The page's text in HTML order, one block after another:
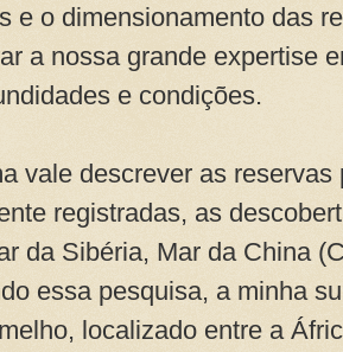
e o dimensionamento das
a nossa grande expertise
e condições.
vale descrever as
registradas, as
da Sibéria, Mar da China
essa pesquisa, a minha
localizado entre a